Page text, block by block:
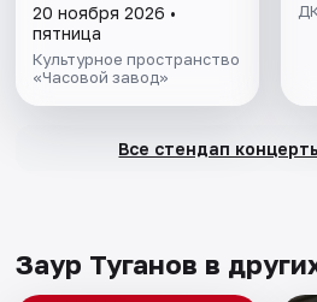
20 ноября 2026 •
пятница
Культурное пространство
«Часовой завод»
Все стендап
Заур Туганов в